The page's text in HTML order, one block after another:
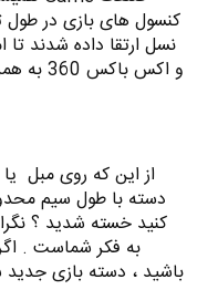
کنسول های بازی در طول
و اکس
از این که روی مبل
کنید خسته شدید ؟
به فکر شماست . اگر
باشید ، دسته بازی جدید